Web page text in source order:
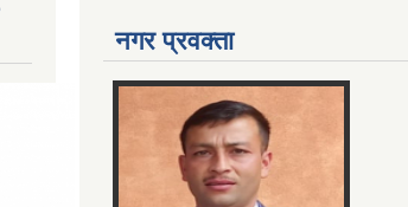
नगर प्रवक्ता